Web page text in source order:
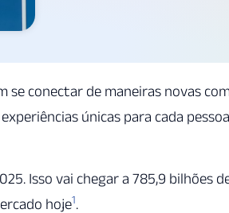
se conectar de maneiras novas
únicas para cada
Isso vai chegar a 785,9 bilhões
hoje1.